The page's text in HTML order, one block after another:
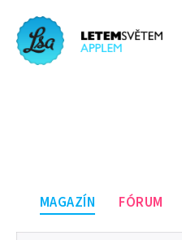
MAGAZÍN FÓRUM